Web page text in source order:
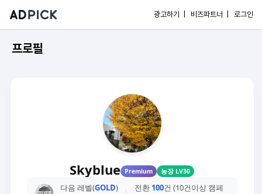
광고하기 | 비즈파트너 | 로그인
프로필
Skyblue Premium 농장 LV30
다음 레벨(GOLD)
전환 100건 (10건이상 캠페